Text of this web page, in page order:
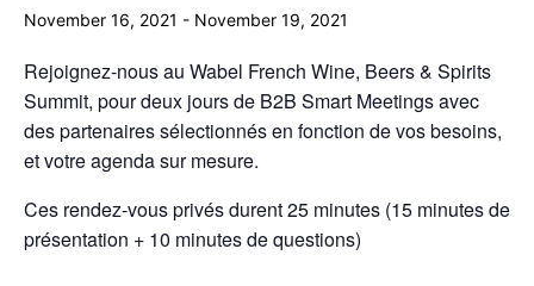
November 16, 2021 - November 19, 2021
Rejoignez-nous au Wabel French Wine, Beers & Spirits
Summit, pour deux jours de B2B Smart Meetings avec
des partenaires sélectionnés en fonction de vos besoins,
et votre agenda sur mesure.
Ces rendez-vous privés durent 25 minutes (15 minutes de
présentation + 10 minutes de questions)